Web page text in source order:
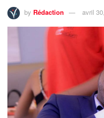
by Rédaction avril